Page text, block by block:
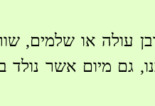
עולה או שלמים,
גם מיום אשר נולד